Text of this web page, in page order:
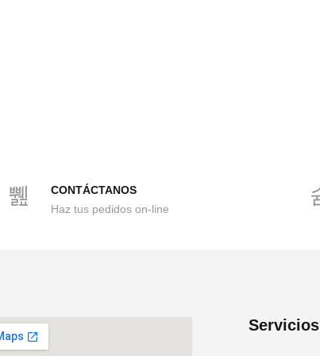
CONTÁCTANOS
Haz tus pedidos on-line
Servicios